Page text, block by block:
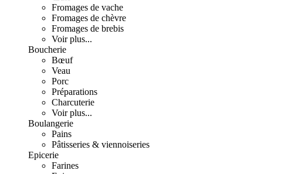
Fromages de vache
Fromages de chèvre
Fromages de brebis
Voir plus...
Boucherie
Bœuf
Veau
Porc
Préparations
Charcuterie
Voir plus...
Boulangerie
Pains
Pâtisseries & viennoiseries
Epicerie
Farines